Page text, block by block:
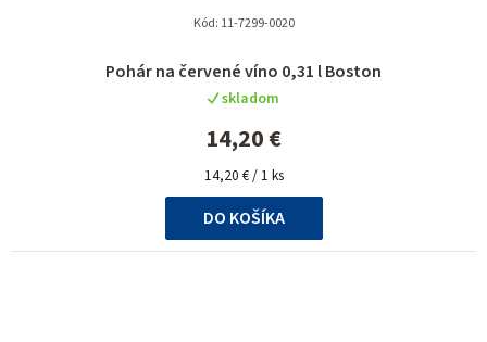
Pohár na červené víno 0,31 l Boston
hodnotenie
produktu
je
5,0
z
5
hviezdičiek.
skladom
14,20 €
Jednotková
cena:
14,20 € / 1 ks
DO KOŠÍKA
Kód: 11-7299-0020